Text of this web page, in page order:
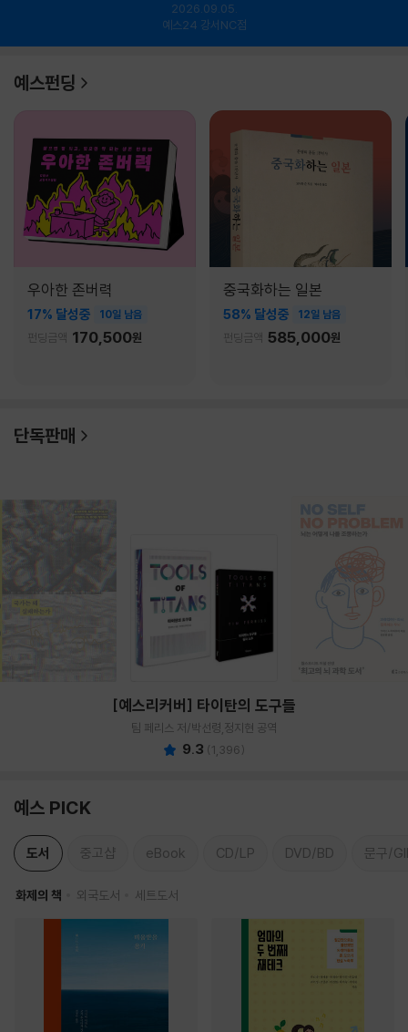
2026.09.05.
예스24 강서NC점
예스펀딩
우아한 존버력
17% 달성중 10일 남음
펀딩금액 170,500원
중국화하는 일본
58% 달성중 12일 남음
펀딩금액 585,000원
단독판매
[예스리커버] 타이탄의 도구들
팀 페리스 저/박선령,정지현 공역
9.3 (1,396)
예스 PICK
도서 중고샵 eBook CD/LP DVD/BD 문구/
화제의 책 외국도서 세트도서